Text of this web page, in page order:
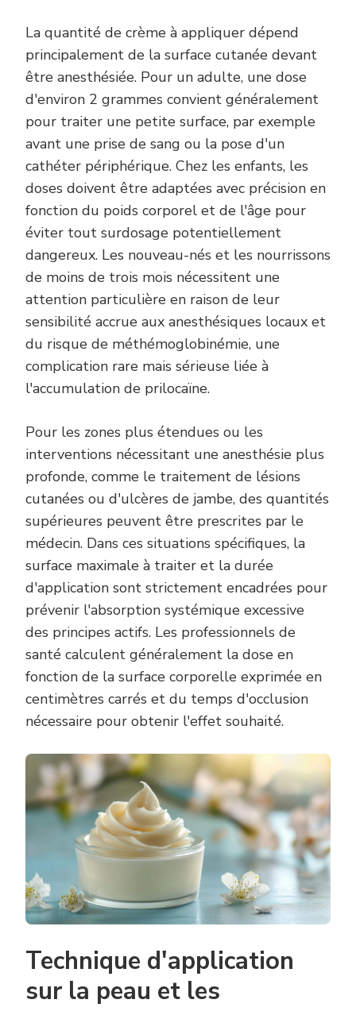
La quantité de crème à appliquer dépend
principalement de la surface cutanée devant
être anesthésiée. Pour un adulte, une dose
d'environ 2 grammes convient généralement
pour traiter une petite surface, par exemple
avant une prise de sang ou la pose d'un
cathéter périphérique. Chez les enfants, les
doses doivent être adaptées avec précision en
fonction du poids corporel et de l'âge pour
éviter tout surdosage potentiellement
dangereux. Les nouveau-nés et les nourrissons
de moins de trois mois nécessitent une
attention particulière en raison de leur
sensibilité accrue aux anesthésiques locaux et
du risque de méthémoglobinémie, une
complication rare mais sérieuse liée à
l'accumulation de prilocaïne.
Pour les zones plus étendues ou les
interventions nécessitant une anesthésie plus
profonde, comme le traitement de lésions
cutanées ou d'ulcères de jambe, des quantités
supérieures peuvent être prescrites par le
médecin. Dans ces situations spécifiques, la
surface maximale à traiter et la durée
d'application sont strictement encadrées pour
prévenir l'absorption systémique excessive
des principes actifs. Les professionnels de
santé calculent généralement la dose en
fonction de la surface corporelle exprimée en
centimètres carrés et du temps d'occlusion
nécessaire pour obtenir l'effet souhaité.
Technique d'application
sur la peau et les